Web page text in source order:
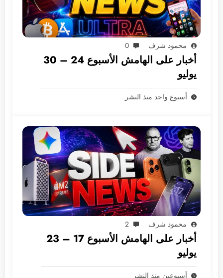
محمود شرف 0
أخبار على الهامش الأسبوع 24 – 30
يوليو
أسبوع واحد منذ النشر
محمود شرف 2
أخبار على الهامش الأسبوع 17 – 23
يوليو
أسبوعين منذ النشر